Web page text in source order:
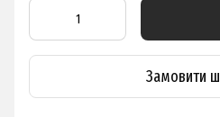
Замовити